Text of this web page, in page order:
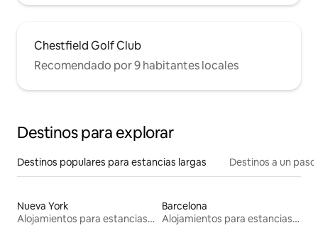
Chestfield Golf Club
Recomendado por 9 habitantes locales
Destinos para explorar
Destinos populares para estancias largas Destinos a un
Nueva York
Alojamientos para estancias largas
Barcelona
Alojamientos para estancias largas